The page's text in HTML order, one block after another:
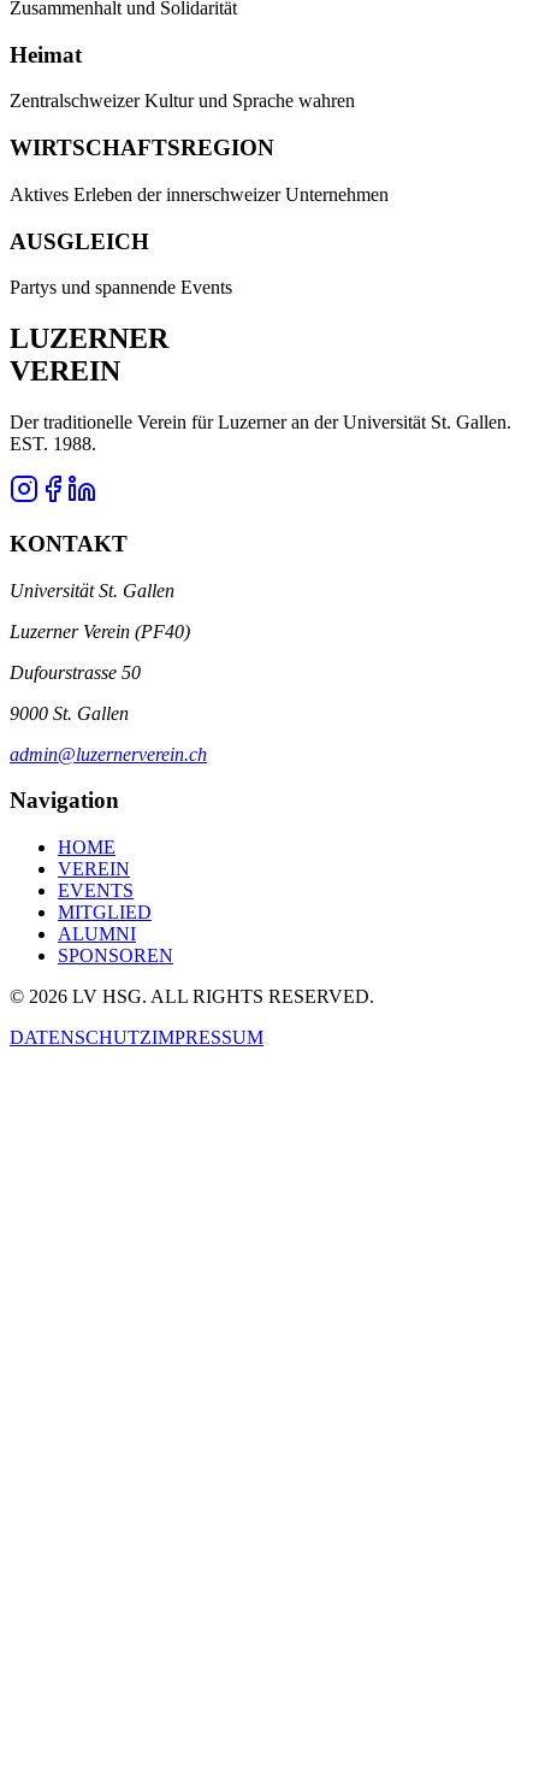
Zusammenhalt und Solidarität
Heimat
Zentralschweizer Kultur und Sprache wahren
WIRTSCHAFTSREGION
Aktives Erleben der innerschweizer Unternehmen
AUSGLEICH
Partys und spannende Events
LUZERNER
VEREIN
Der traditionelle Verein für Luzerner an der Universität St. Gallen.
EST. 1988.
KONTAKT
Universität St. Gallen
Luzerner Verein (PF40)
Dufourstrasse 50
9000 St. Gallen
admin@luzernerverein.ch
Navigation
HOME
VEREIN
EVENTS
MITGLIED
ALUMNI
SPONSOREN
© 2026 LV HSG. ALL RIGHTS RESERVED.
DATENSCHUTZIMPRESSUM